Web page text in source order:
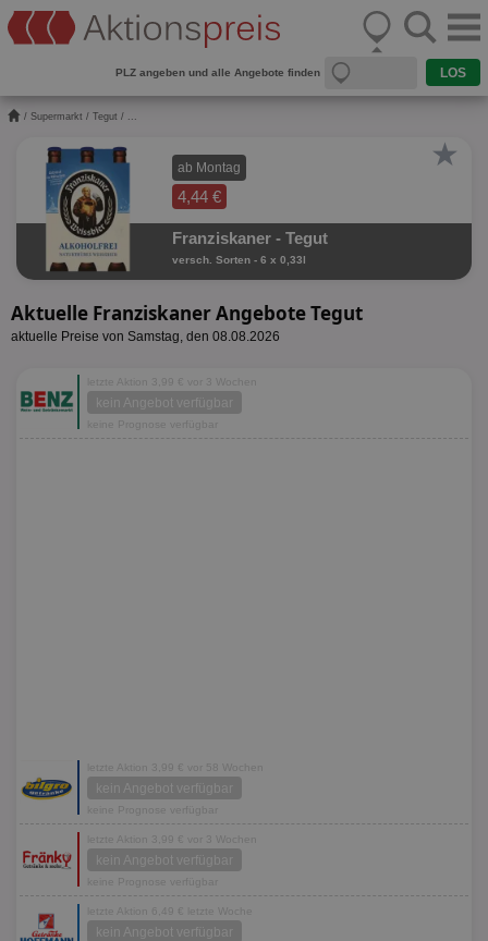
PLZ angeben und alle Angebote finden
/ Supermarkt / Tegut / ...
ab Montag
4,44 €
★
Franziskaner - Tegut
versch. Sorten - 6 x 0,33l
Aktuelle Franziskaner Angebote Tegut
aktuelle Preise von Samstag, den 08.08.2026
letzte Aktion 3,99 € vor 3 Wochen
kein Angebot verfügbar
keine Prognose verfügbar
letzte Aktion 3,99 € vor 58 Wochen
kein Angebot verfügbar
keine Prognose verfügbar
letzte Aktion 3,99 € vor 3 Wochen
kein Angebot verfügbar
keine Prognose verfügbar
letzte Aktion 6,49 € letzte Woche
kein Angebot verfügbar